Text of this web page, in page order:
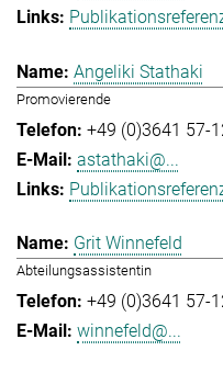
Angeliki Stathaki
Promovierende
+49 (0)3641 57-
astathaki@...
Grit Winnefeld
Abteilungsassistentin
+49 (0)3641 57-
winnefeld@...